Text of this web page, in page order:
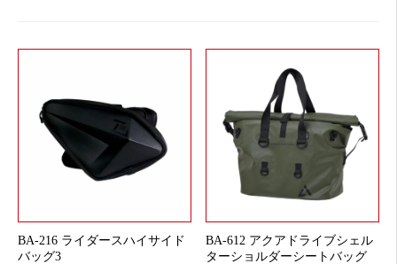
BA-216 ライダースハイサイド
バッグ3
BA-612 アクアドライブシェル
ターショルダーシートバッグ